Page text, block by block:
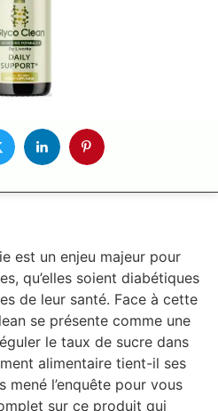
est un enjeu majeur pour
qu’elles soient diabétiques
de leur santé. Face à cette
se présente comme une
le taux de sucre dans
alimentaire tient-il ses
mené l’enquête pour vous
sur ce produit qui